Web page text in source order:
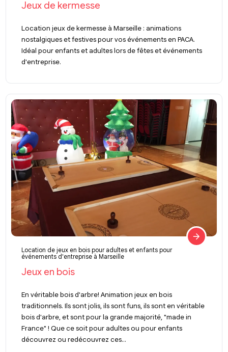
Jeux de kermesse
Location jeux de kermesse à Marseille : animations
nostalgiques et festives pour vos événements en PACA.
Idéal pour enfants et adultes lors de fêtes et événements
d'entreprise.
Location de jeux en bois pour adultes et enfants pour
événements d'entreprise à Marseille
Jeux en bois
En véritable bois d'arbre! Animation jeux en bois
traditionnels. Ils sont jolis, ils sont funs, ils sont en véritable
bois d'arbre, et sont pour la grande majorité, "made in
France" ! Que ce soit pour adultes ou pour enfants
découvrez ou redécouvrez ces...